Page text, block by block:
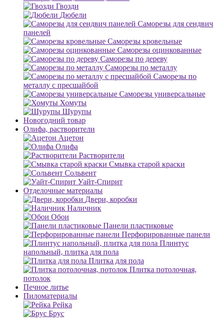
Гвозди
Дюбели
Саморезы для сендвич
панелей
Саморезы кровельные
Саморезы оцинкованные
Саморезы по дереву
Саморезы по металлу
Саморезы по
металлу с пресшайбой
Саморезы универсальные
Хомуты
Шурупы
Новогодний товар
Олифа, растворители
Ацетон
Олифа
Растворители
Смывка старой краски
Сольвент
Уайт-Спирит
Отделочные материалы
Двери, коробки
Наличник
Обои
Панели пластиковые
Перфорированные панели
Плинтус
напольный, плитка для пола
Плитка для пола
Плитка потолочная,
потолок
Печное литье
Пиломатериалы
Рейка
Брус